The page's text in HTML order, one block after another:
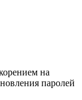
на
паролей